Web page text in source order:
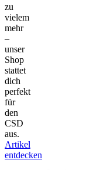
zu
vielem
mehr
–
unser
Shop
stattet
dich
perfekt
für
den
CSD
aus.
Artikel
entdecken